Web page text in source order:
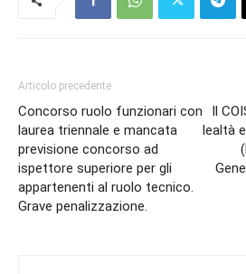
Articolo precedente
Concorso ruolo funzionari con
laurea triennale e mancata
previsione concorso ad
ispettore superiore per gli
appartenenti al ruolo tecnico.
Grave penalizzazione.
Il
lealtà